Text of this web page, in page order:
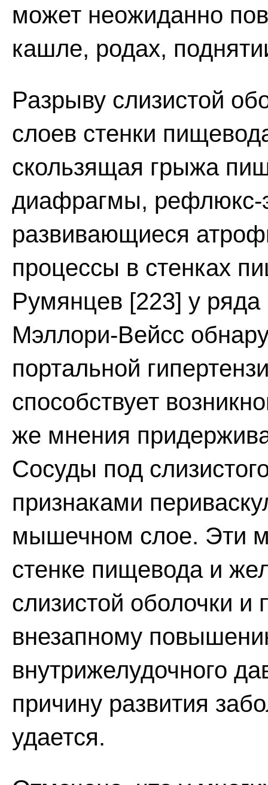
может неожиданно
кашле, родах,
Разрыву слизистой
слоев стенки
скользящая грыжа
диафрагмы, рефлюкс-
развивающиеся
процессы в стенках
Румянцев [223] у
Мэллори-Вейсс
портальной
способствует
же мнения
Сосуды под
признаками
мышечном слое. Эти
стенке пищевода и
слизистой оболочки
внезапному
внутрижелудочного
причину развития
удается.